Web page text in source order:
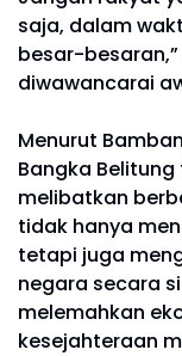
saja, dalam
besar-
diwawancarai
Menurut
Bangka
melibatkan
tidak hanya
tetapi juga
negara secara
melemahkan
kesejahteraan